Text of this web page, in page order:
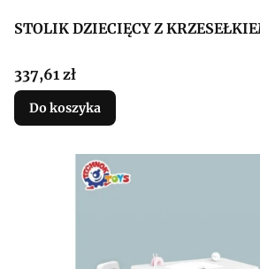
STOLIK DZIECIĘCY Z
Cena
337,61 zł
Do koszyka